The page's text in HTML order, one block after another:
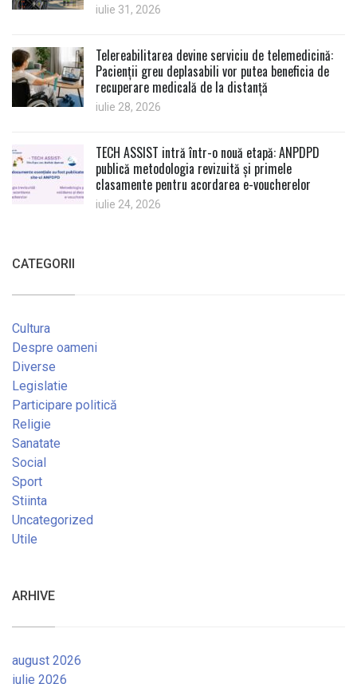
iulie 31, 2026
Telereabilitarea devine serviciu de telemedicină:
Pacienții greu deplasabili vor putea beneficia de
recuperare medicală de la distanță
iulie 28, 2026
TECH ASSIST intră într-o nouă etapă: ANPDPD
publică metodologia revizuită și primele
clasamente pentru acordarea e-voucherelor
iulie 24, 2026
CATEGORII
Cultura
Despre oameni
Diverse
Legislatie
Participare politică
Religie
Sanatate
Social
Sport
Stiinta
Uncategorized
Utile
ARHIVE
august 2026
iulie 2026